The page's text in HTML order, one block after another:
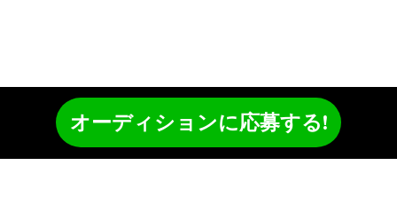
オーディションに応募する!